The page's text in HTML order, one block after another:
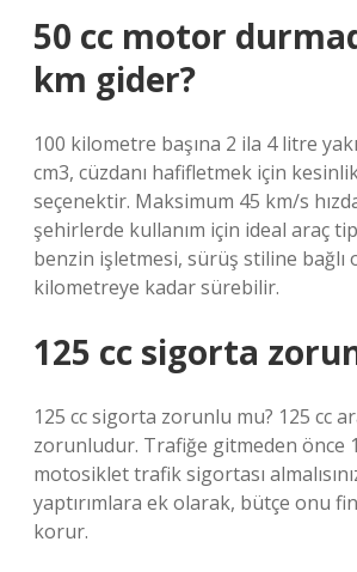
50 cc motor
km gider?
100 kilometre başına 2 ila 4 litre
cm3, cüzdanı hafifletmek için
seçenektir. Maksimum 45 km/s
şehirlerde kullanım için ideal araç
benzin işletmesi, sürüş stiline bağlı
kilometreye kadar sürebilir.
125 cc sigorta
125 cc sigorta zorunlu mu? 125 cc
zorunludur. Trafiğe gitmeden önce
motosiklet trafik sigortası
yaptırımlara ek olarak, bütçe onu
korur.